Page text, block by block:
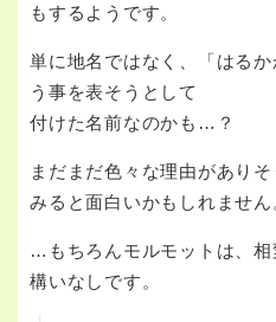
もするようです。
単に地名ではなく、「はる
う事を表そうとして
付けた名前なのかも…？
まだまだ色々な理由があり
みると面白いかもしれません
…もちろんモルモットは、
構いなしです。